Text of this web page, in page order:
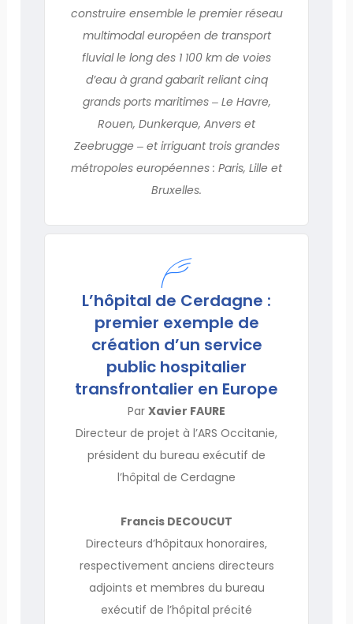
construire ensemble le premier réseau
multimodal européen de transport
fluvial le long des 1 100 km de voies
d’eau à grand gabarit reliant cinq
grands ports maritimes ‒ Le Havre,
Rouen, Dunkerque, Anvers et
Zeebrugge ‒ et irriguant trois grandes
métropoles européennes : Paris, Lille et
Bruxelles.
L’hôpital de Cerdagne :
premier exemple de
création d’un service
public hospitalier
transfrontalier en Europe
Par Xavier FAURE
Directeur de projet à l’ARS Occitanie,
président du bureau exécutif de
l’hôpital de Cerdagne
Francis DECOUCUT
Directeurs d’hôpitaux honoraires,
respectivement anciens directeurs
adjoints et membres du bureau
exécutif de l’hôpital précité